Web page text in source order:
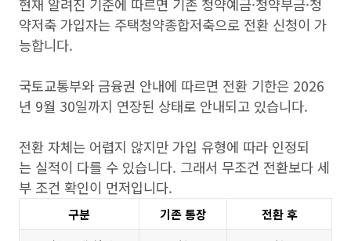
현재 알려진 기준에 따르면 기존 청약예금·청약부금·청
약저축 가입자는 주택청약종합저축으로 전환 신청이 가
능합니다.
국토교통부와 금융권 안내에 따르면 전환 기한은 2026
년 9월 30일까지 연장된 상태로 안내되고 있습니다.
전환 자체는 어렵지 않지만 가입 유형에 따라 인정되
는 실적이 다를 수 있습니다. 그래서 무조건 전환보다 세
부 조건 확인이 먼저입니다.
구분 기존 통장
전환 후